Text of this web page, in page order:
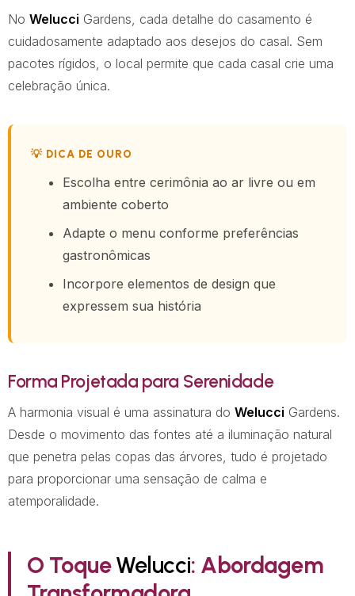
No Welucci Gardens, cada detalhe do casamento é
cuidadosamente adaptado aos desejos do casal. Sem
pacotes rígidos, o local permite que cada casal crie uma
celebração única.
💡 DICA DE OURO
Escolha entre cerimônia ao ar livre ou em
ambiente coberto
Adapte o menu conforme preferências
gastronômicas
Incorpore elementos de design que
expressem sua história
Forma Projetada para Serenidade
A harmonia visual é uma assinatura do Welucci Gardens.
Desde o movimento das fontes até a iluminação natural
que penetra pelas copas das árvores, tudo é projetado
para proporcionar uma sensação de calma e
atemporalidade.
O ToqueWelucci: Abordagem